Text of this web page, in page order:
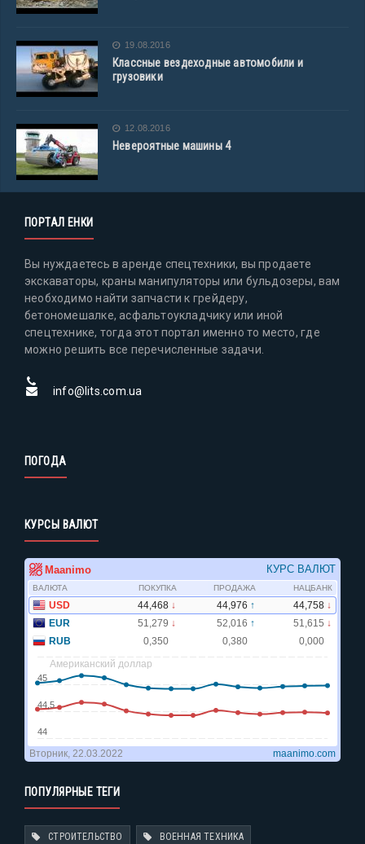
19.08.2016
Классные вездеходные автомобили и
грузовики
12.08.2016
Невероятные машины 4
ПОРТАЛ ЕНКИ
Вы нуждаетесь в аренде спецтехники, вы продаете
экскаваторы, краны манипуляторы или бульдозеры, вам
необходимо найти запчасти к грейдеру,
бетономешалке, асфальтоукладчику или иной
спецтехнике, тогда этот портал именно то место, где
можно решить все перечисленные задачи.
info@lits.com.ua
ПОГОДА
КУРСЫ ВАЛЮТ
ПОПУЛЯРНЫЕ ТЕГИ
СТРОИТЕЛЬСТВО ВОЕННАЯ ТЕХНИКА